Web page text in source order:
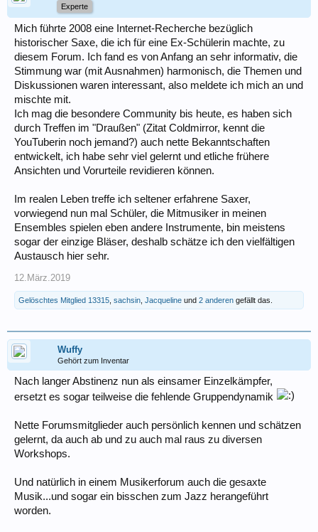
Experte
Mich führte 2008 eine Internet-Recherche bezüglich
historischer Saxe, die ich für eine Ex-Schülerin machte, zu
diesem Forum. Ich fand es von Anfang an sehr informativ, die
Stimmung war (mit Ausnahmen) harmonisch, die Themen und
Diskussionen waren interessant, also meldete ich mich an und
mischte mit.
Ich mag die besondere Community bis heute, es haben sich
durch Treffen im "Draußen" (Zitat Coldmirror, kennt die
YouTuberin noch jemand?) auch nette Bekanntschaften
entwickelt, ich habe sehr viel gelernt und etliche frühere
Ansichten und Vorurteile revidieren können.
Im realen Leben treffe ich seltener erfahrene Saxer,
vorwiegend nun mal Schüler, die Mitmusiker in meinen
Ensembles spielen eben andere Instrumente, bin meistens
sogar der einzige Bläser, deshalb schätze ich den vielfältigen
Austausch hier sehr.
12.März.2019
Gelöschtes Mitglied 13315 sachsin Jacqueline und 2 anderen gefällt das.
Wuffy
Gehört zum Inventar
Nach langer Abstinenz nun als einsamer Einzelkämpfer,
ersetzt es sogar teilweise die fehlende Gruppendynamik
Nette Forumsmitglieder auch persönlich kennen und schätzen
gelernt, da auch ab und zu auch mal raus zu diversen
Workshops.
Und natürlich in einem Musikerforum auch die gesaxte
Musik...und sogar ein bisschen zum Jazz herangeführt
worden.